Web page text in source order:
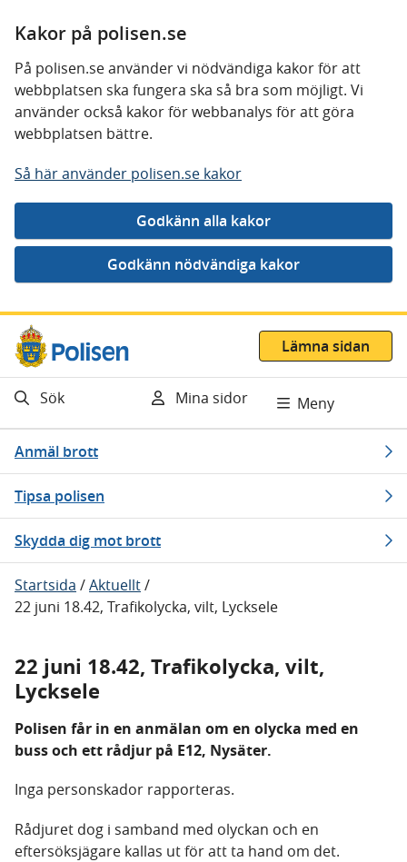
Kakor på polisen.se
På polisen.se använder vi nödvändiga kakor för att
webbplatsen ska fungera ska så bra som möjligt. Vi
använder också kakor för webbanalys för att göra
webbplatsen bättre.
Så här använder polisen.se kakor
Gå direkt till innehåll
Lämna sidan
Sök Mina sidor Meny
Anmäl brott
Tipsa polisen
Skydda dig mot brott
Startsida /Aktuellt/
22 juni 18.42, Trafikolycka, vilt, Lycksele
22 juni 18.42, Trafikolycka, vilt,
Lycksele
Polisen får in en anmälan om en olycka med en
buss och ett rådjur på E12, Nysäter.
Inga personskador rapporteras.
Rådjuret dog i samband med olyckan och en
eftersöksjägare kallas ut för att ta hand om det.